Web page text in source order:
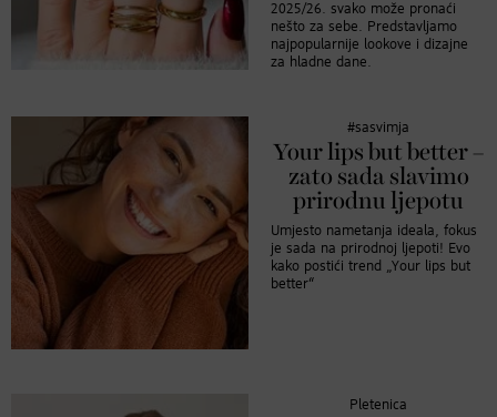
2025/26. svako može pronaći
nešto za sebe. Predstavljamo
najpopularnije lookove i dizajne
za hladne dane.
#sasvimja
Your lips but better –
zato sada slavimo
prirodnu ljepotu
Umjesto nametanja ideala, fokus
je sada na prirodnoj ljepoti! Evo
kako postići trend „Your lips but
better“
Pletenica